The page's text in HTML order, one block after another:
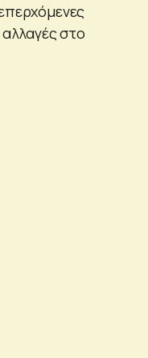
αλλαγές στο